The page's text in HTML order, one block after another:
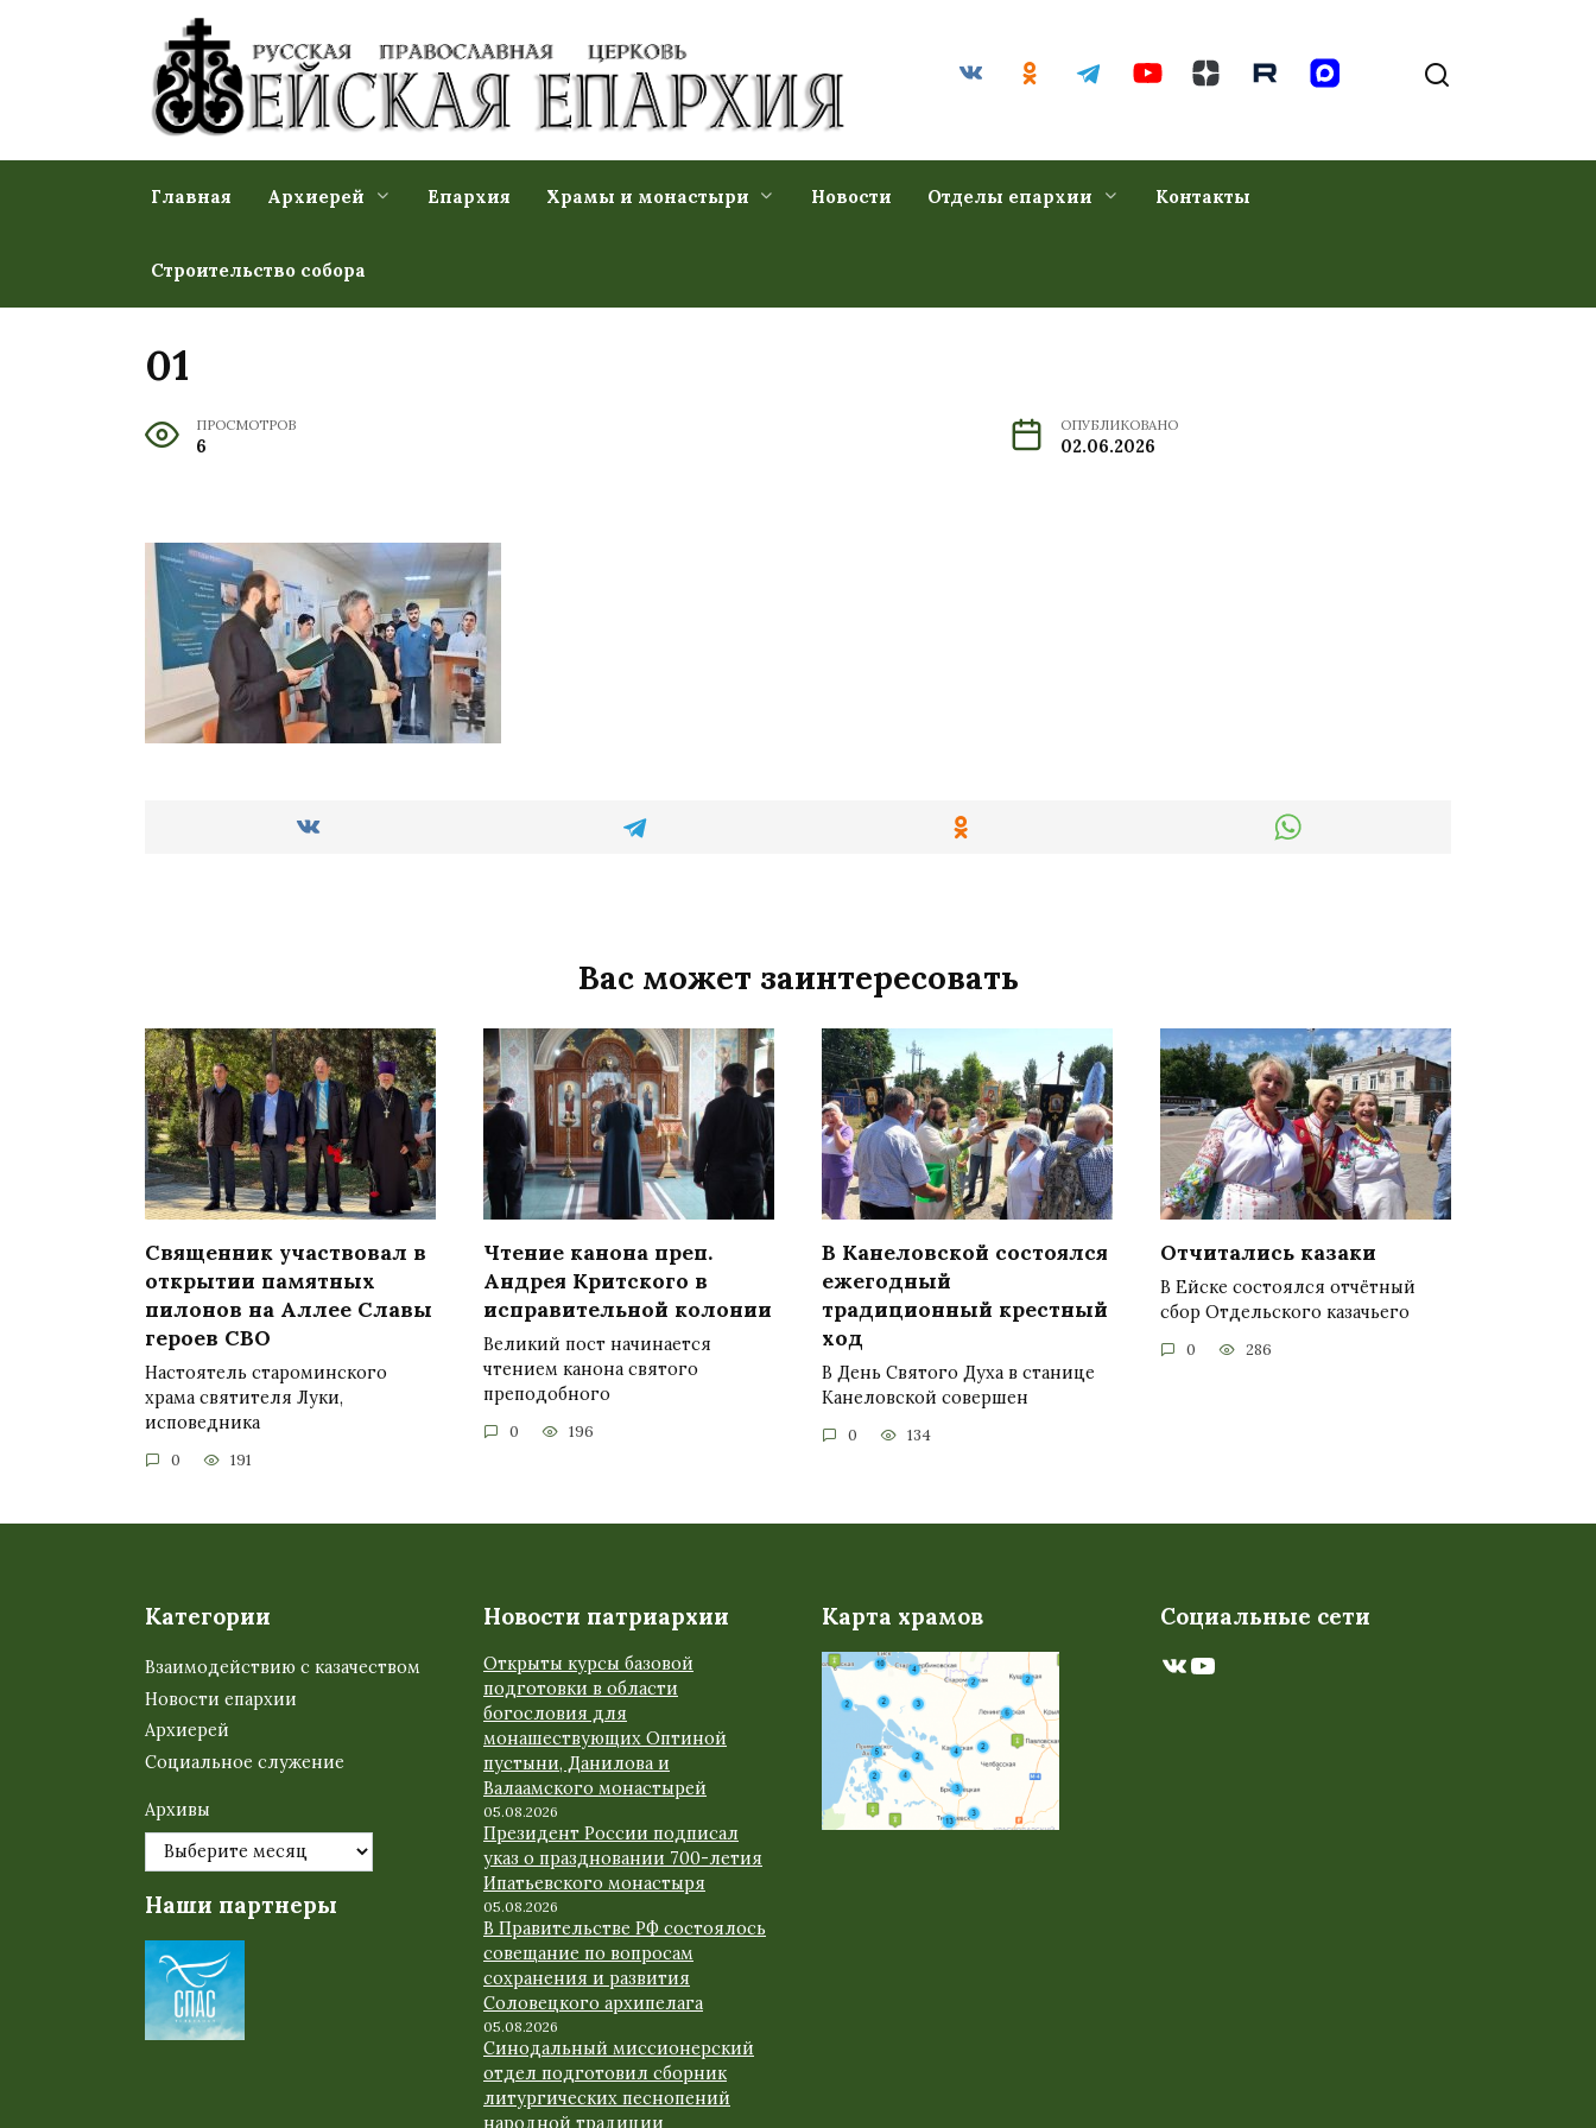
Главная Архиерей Епархия Храмы и монастыри Новости Отделы епархии Контакты
Строительство собора
01
ПРОСМОТРОВ
6
ОПУБЛИКОВАНО
02.06.2026
Вас может заинтересовать
Священник участвовал в
открытии памятных
пилонов на Аллее Славы
героев СВО
Настоятель староминского
храма святителя Луки,
исповедника
0 191
Чтение канона преп.
Андрея Критского в
исправительной колонии
Великий пост начинается
чтением канона святого
преподобного
0 196
В Канеловской состоялся
ежегодный
традиционный крестный
ход
В День Святого Духа в станице
Канеловской совершен
0 134
Отчитались казаки
В Ейске состоялся отчётный
сбор Отдельского казачьего
0 286
Категории
Взаимодействию с казачеством
Новости епархии
Архиерей
Социальное служение
Архивы
Наши партнеры
Новости патриархии
Открыты курсы базовой
подготовки в области
богословия для
монашествующих Оптиной
пустыни, Данилова и
Валаамского монастырей
05.08.2026
Президент России подписал
указ о праздновании 700-летия
Ипатьевского монастыря
05.08.2026
В Правительстве РФ состоялось
совещание по вопросам
сохранения и развития
Соловецкого архипелага
05.08.2026
Синодальный миссионерский
отдел подготовил сборник
литургических песнопений
народной традиции
Карта храмов Социальные сети
ВКонтакте
YouTube